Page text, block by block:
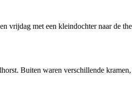
vrijdag met een kleindochter naar de
Buiten waren verschillende